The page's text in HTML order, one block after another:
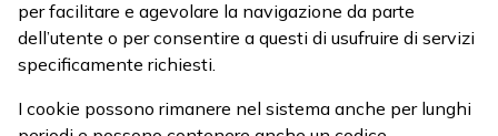
per facilitare e agevolare la navigazione da parte
dell’utente o per consentire a questi di usufruire di servizi
specificamente richiesti.
I cookie possono rimanere nel sistema anche per lunghi